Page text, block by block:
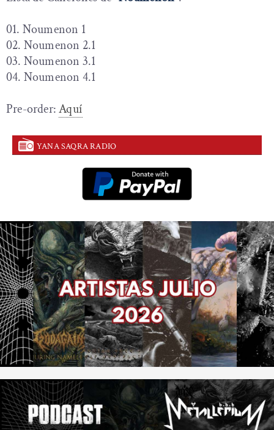
01. Noumenon 1
02. Noumenon 2.1
03. Noumenon 3.1
04. Noumenon 4.1
Pre-order:Aquí
YANA SAQRA RADIO